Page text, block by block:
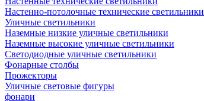
Настенно-потолочные технические светильники
Уличные светильники
Наземные низкие уличные светильники
Наземные высокие уличные светильники
Светодиодные уличные светильники
Фонарные столбы
Прожекторы
Уличные световые фигуры
фонари